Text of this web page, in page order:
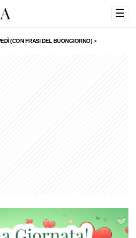
☰
(CON FRASI DEL BUONGIORNO) >